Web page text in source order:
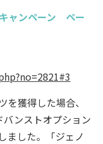
ャンペーン ペー
獲得した場合、
ンストオプション
ました。「ジェノ